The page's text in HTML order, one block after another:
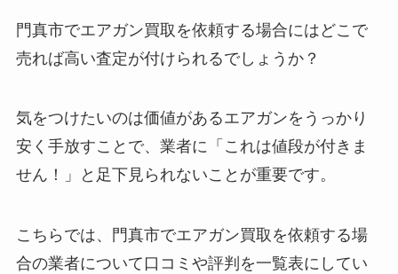
門真市でエアガン買取を依頼する場合にはどこで
売れば高い査定が付けられるでしょうか？
気をつけたいのは価値があるエアガンをうっかり
安く手放すことで、業者に「これは値段が付きま
せん！」と足下見られないことが重要です。
こちらでは、門真市でエアガン買取を依頼する場
合の業者について口コミや評判を一覧表にしてい